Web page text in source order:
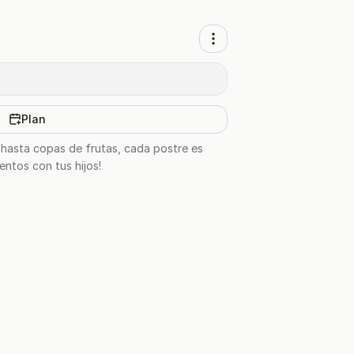
Plan
copas de frutas, cada postre es
con tus hijos!